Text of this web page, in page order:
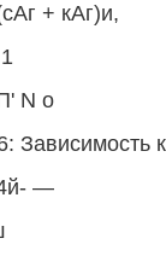
+ кАг)и,
N о
Зависимость
—